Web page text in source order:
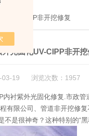
UV-CIPP非开挖修复
外光固化UV-CIPP非开挖
03-19 浏览次数：1957
衬紫外光固化修复.市政
有限公司、管道非开挖修
是很神奇？这种特别的“